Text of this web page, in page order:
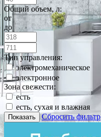
Общий объем, л:
от
до
Тип управления:
электромеханическое
электронное
Зона свежести:
есть
есть, сухая и влажная
Показать Сбросить фильтр